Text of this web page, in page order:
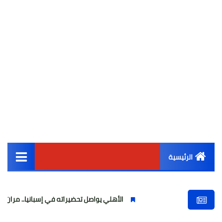
الرئيسية
أخبار مصر
الأهلي يواصل تحضيراته في إسبانيا.. مران صباحي قوي